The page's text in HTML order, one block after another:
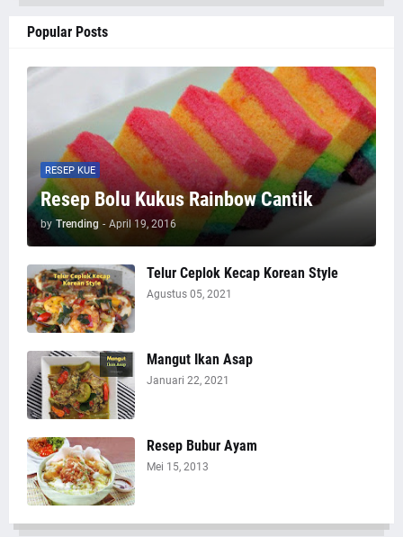
Popular Posts
RESEP KUE
Resep Bolu Kukus Rainbow Cantik
by Trending - April 19, 2016
Telur Ceplok Kecap Korean Style
Agustus 05, 2021
Mangut Ikan Asap
Januari 22, 2021
Resep Bubur Ayam
Mei 15, 2013